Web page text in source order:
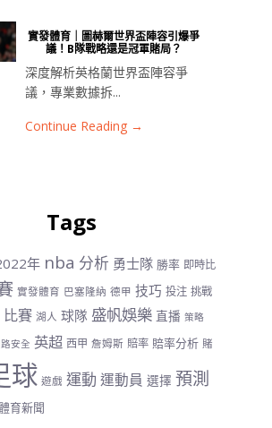
實發體育｜圖赫爾世界盃陣容引爆爭
議！B隊戰略還是冠軍賭局？
深度解析英格蘭世界盃陣容爭
議，專業數據拆...
Continue Reading →
Tags
年 nba 分析 勇士隊 勝率 即時比
實發體育 巴塞隆納 德甲 技巧 投注 挑戰
比賽 湖人 球隊 盛帆娛樂 直播 策略
安全 英超 西甲 詹姆斯 賠率 賠率分析 賭
球 遊戲 運動 運動員 選擇 預測
育新聞